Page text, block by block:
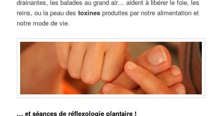
drainantes, les balades au grand air… aident à libérer le foie, les
reins, ou la peau destoxines produites par notre alimentation et
notre mode de vie.
… et séances de réflexologie plantaire !